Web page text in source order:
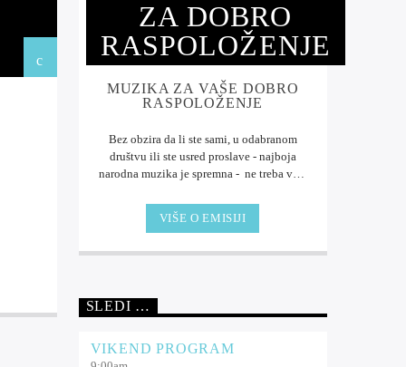
ZA DOBRO
RASPOLOŽENJE
MUZIKA ZA VAŠE DOBRO
RASPOLOŽENJE
Bez obzira da li ste sami, u odabranom
društvu ili ste usred proslave - najboja
narodna muzika je spremna - ne treba vam
Uživajte ... ništa bolje od muzike.
VIŠE O EMISIJI
SLEDI …
VIKEND PROGRAM